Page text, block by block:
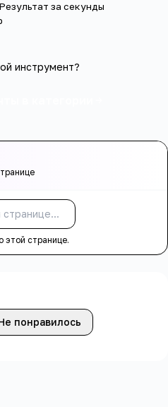
Результат за секунды
инструмент?
этой странице.
понравилось